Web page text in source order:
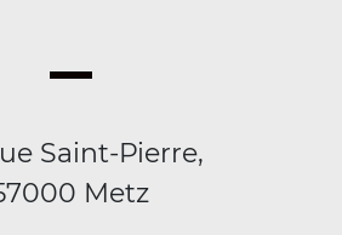
Saint-Pierre,
Metz